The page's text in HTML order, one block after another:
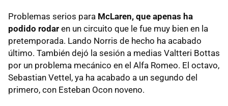
Problemas serios para McLaren, que apenas ha
podido rodar en un circuito que le fue muy bien en la
pretemporada. Lando Norris de hecho ha acabado
último. También dejó la sesión a medias Valtteri Bottas
por un problema mecánico en el Alfa Romeo. El octavo,
Sebastian Vettel, ya ha acabado a un segundo del
primero, con Esteban Ocon noveno.